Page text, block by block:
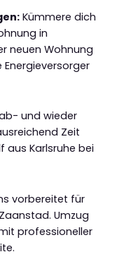
Kümmere dich
in
neuen Wohnung
und wieder
Zeit
aus Karlsruhe bei
vorbereitet für
Umzug
professioneller